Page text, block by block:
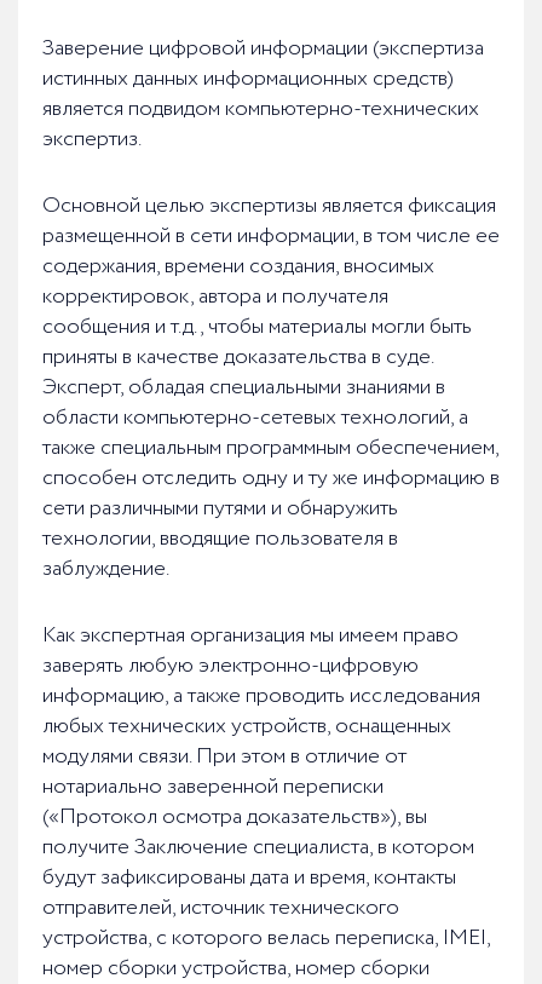
Заверение цифровой информации (экспертиза
истинных данных информационных средств)
является подвидом компьютерно-технических
экспертиз.
Основной целью экспертизы является фиксация
размещенной в сети информации, в том числе ее
содержания, времени создания, вносимых
корректировок, автора и получателя
сообщения и т.д., чтобы материалы могли быть
приняты в качестве доказательства в суде.
Эксперт, обладая специальными знаниями в
области компьютерно-сетевых технологий, а
также специальным программным обеспечением,
способен отследить одну и ту же информацию в
сети различными путями и обнаружить
технологии, вводящие пользователя в
заблуждение.
Как экспертная организация мы имеем право
заверять любую электронно-цифровую
информацию, а также проводить исследования
любых технических устройств, оснащенных
модулями связи. При этом в отличие от
нотариально заверенной переписки
(«Протокол осмотра доказательств»), вы
получите Заключение специалиста, в котором
будут зафиксированы дата и время, контакты
отправителей, источник технического
устройства, с которого велась переписка, IMEI,
номер сборки устройства, номер сборки